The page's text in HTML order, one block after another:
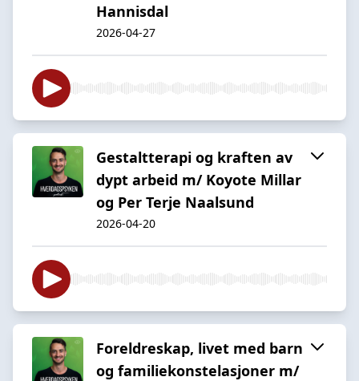
Hannisdal
2026-04-27
Gestaltterapi og kraften av
dypt arbeid m/ Koyote Millar
og Per Terje Naalsund
2026-04-20
Foreldreskap, livet med barn
og familiekonstelasjoner m/